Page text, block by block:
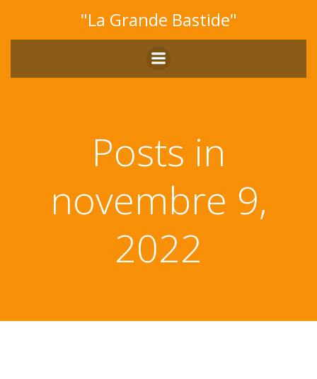
au
contenu
"La Grande Bastide"
Posts in
novembre 9,
2022